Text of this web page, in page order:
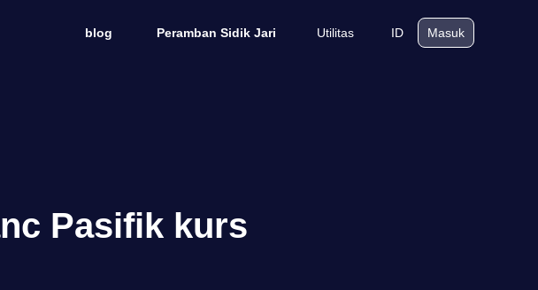
blog Peramban Sidik Jari Utilitas ID Masuk
Pasifik kurs